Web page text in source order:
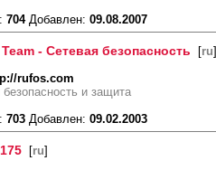
704Добавлен: 09.08.2007
- Сетевая безопасность [ru]
rufos.com
и защита
703 Добавлен: 09.02.2003
[ru]